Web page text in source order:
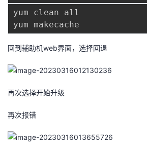
yum clean all
回到辅助机web界面，选择回退
再次选择开始升级
再次报错